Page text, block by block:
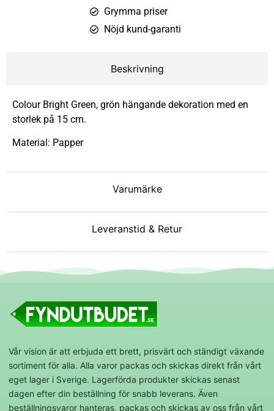
Grymma priser
Nöjd kund-garanti
Beskrivning
Varumärke
Leveranstid & Retur
Colour Bright Green, grön hängande dekoration med en
storlek på 15 cm.
Material: Papper
Vår vision är att erbjuda ett brett, prisvärt och ständigt växande
sortiment för alla. Alla varor packas och skickas direkt från vårt
eget lager i Sverige. Lagerförda produkter skickas senast
dagen efter din beställning för snabb leverans. Även
beställningsvaror hanteras, packas och skickas av oss från vårt